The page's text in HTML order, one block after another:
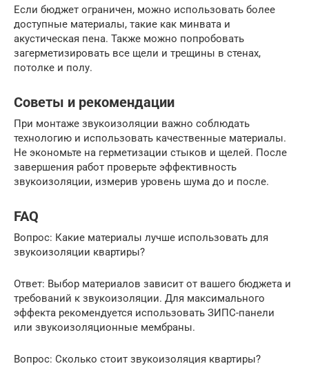
Если бюджет ограничен, можно использовать более
доступные материалы, такие как минвата и
акустическая пена. Также можно попробовать
загерметизировать все щели и трещины в стенах,
потолке и полу.
Советы и рекомендации
При монтаже звукоизоляции важно соблюдать
технологию и использовать качественные материалы.
Не экономьте на герметизации стыков и щелей. После
завершения работ проверьте эффективность
звукоизоляции, измерив уровень шума до и после.
FAQ
Вопрос: Какие материалы лучше использовать для
звукоизоляции квартиры?
Ответ: Выбор материалов зависит от вашего бюджета и
требований к звукоизоляции. Для максимального
эффекта рекомендуется использовать ЗИПС-панели
или звукоизоляционные мембраны.
Вопрос: Сколько стоит звукоизоляция квартиры?